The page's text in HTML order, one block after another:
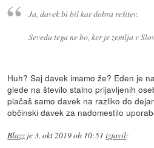
Ja, davek bi bil kar dobra rešitev.
Seveda tega ne bo, ker je zemlja v
Huh? Saj davek imamo že? Eden je
glede na število stalno prijavljenih
plačaš samo davek na razliko do
občinski davek za nadomestilo
Blazz je3. okt 2019 ob 10:51 izjavil: